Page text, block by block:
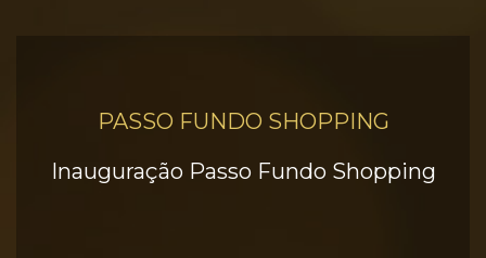
PASSO FUNDO SHOPPING
Inauguração Passo Fundo Shopping